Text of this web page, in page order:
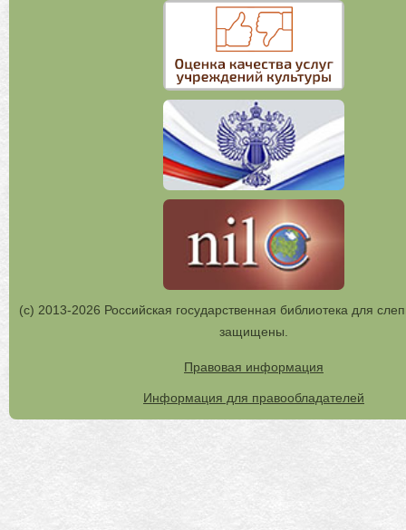
(с) 2013-2026 Российская государственная библиотека для
защищены.
Правовая информация
Информация для правообладателей